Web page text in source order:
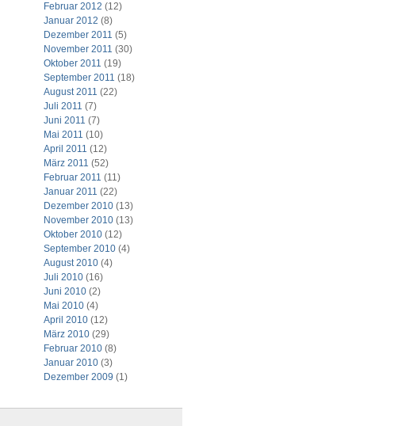
Februar 2012 (12)
Januar 2012 (8)
Dezember 2011 (5)
November 2011 (30)
Oktober 2011 (19)
September 2011 (18)
August 2011 (22)
Juli 2011 (7)
Juni 2011 (7)
Mai 2011 (10)
April 2011 (12)
März 2011 (52)
Februar 2011 (11)
Januar 2011 (22)
Dezember 2010(13)
November 2010(13)
Oktober 2010(12)
September 2010(4)
August 2010(4)
Juli 2010(16)
Juni 2010(2)
Mai 2010(4)
April 2010(12)
März 2010(29)
Februar 2010(8)
Januar 2010(3)
Dezember 2009 (1)